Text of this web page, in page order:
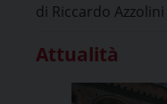
di Riccardo Azzolini
Attualità